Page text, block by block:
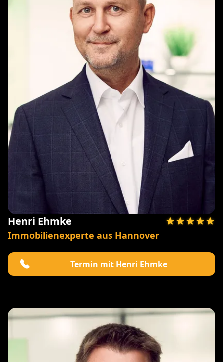
Henri Ehmke
Immobilienexperte aus Hannover
Termin mit Henri Ehmke